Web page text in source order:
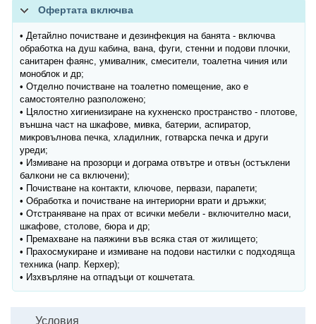
Офертата включва
• Детайлно почистване и дезинфекция на банята - включва
обработка на душ кабина, вана, фуги, стенни и подови плочки,
санитарен фаянс, умивалник, смесители, тоалетна чиния или
моноблок и др;
• Отделно почистване на тоалетно помещение, ако е
самостоятелно разположено;
• Цялостно хигиенизиране на кухненско пространство - плотове,
външна част на шкафове, мивка, батерии, аспиратор,
микровълнова печка, хладилник, готварска печка и други
уреди;
• Измиване на прозорци и дограма отвътре и отвън (остъклени
балкони не са включени);
• Почистване на контакти, ключове, первази, парапети;
• Обработка и почистване на интериорни врати и дръжки;
• Отстраняване на прах от всички мебели - включително маси,
шкафове, столове, бюра и др;
• Премахване на паяжини във всяка стая от жилището;
• Прахосмукиране и измиване на подови настилки с подходяща
техника (напр. Керхер);
• Изхвърляне на отпадъци от кошчетата.
Условия